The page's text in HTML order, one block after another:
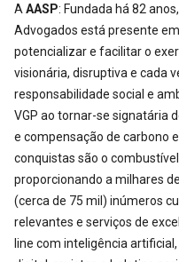
A AASP: Fundada há 82
Advogados está presente
potencializar e facilitar o
visionária, disruptiva e cada
responsabilidade social e
VGP ao tornar-se signatária
e compensação de carbono
conquistas são o
proporcionando a milhares
(cerca de 75 mil) inúmeros
relevantes e serviços de
line com inteligência